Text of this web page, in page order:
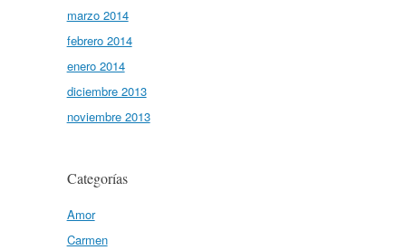
marzo 2014
febrero 2014
enero 2014
diciembre 2013
noviembre 2013
Categorías
Amor
Carmen